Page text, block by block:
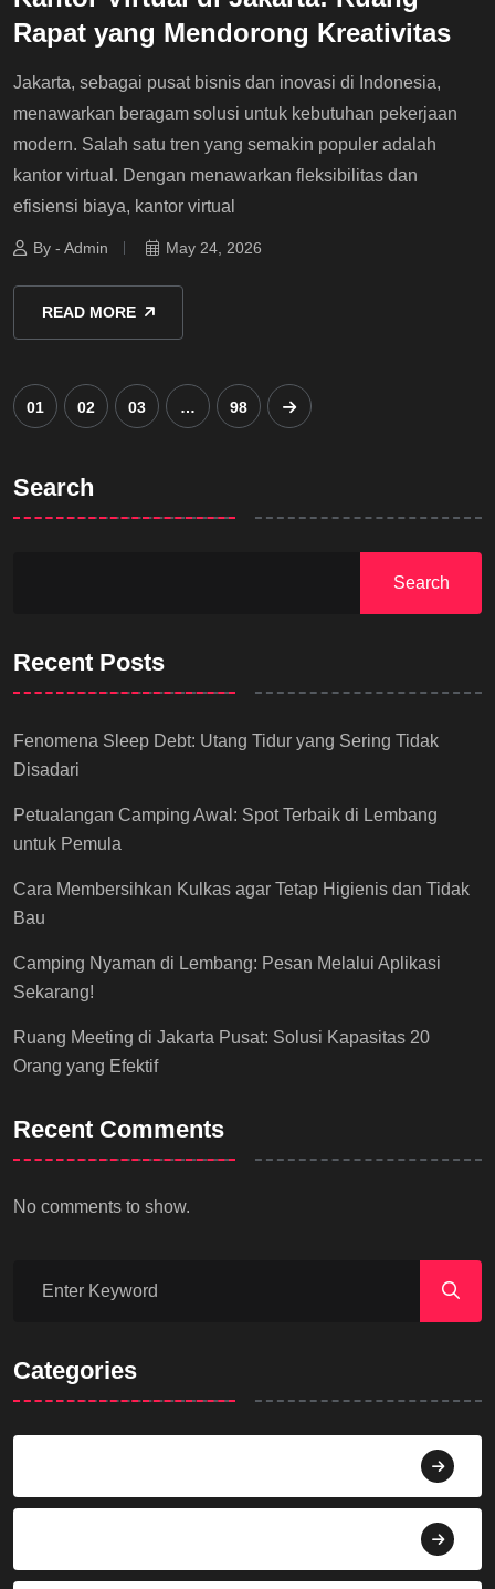
Rapat yang Mendorong Kreativitas
Jakarta, sebagai pusat bisnis dan inovasi di Indonesia,
menawarkan beragam solusi untuk kebutuhan pekerjaan
modern. Salah satu tren yang semakin populer adalah
kantor virtual. Dengan menawarkan fleksibilitas dan
efisiensi biaya, kantor virtual
By - Admin May 24, 2026
READ MORE
01 02 03 … 98
Search
Search
Recent Posts
Fenomena Sleep Debt: Utang Tidur yang Sering Tidak
Disadari
Petualangan Camping Awal: Spot Terbaik di Lembang
untuk Pemula
Cara Membersihkan Kulkas agar Tetap Higienis dan Tidak
Bau
Camping Nyaman di Lembang: Pesan Melalui Aplikasi
Sekarang!
Ruang Meeting di Jakarta Pusat: Solusi Kapasitas 20
Orang yang Efektif
Recent Comments
No comments to show.
Categories